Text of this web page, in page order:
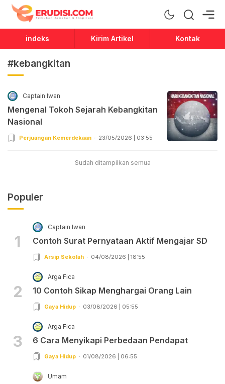
Erudisi
Temukan Jawaban dan Inspirasi
indeks Kirim Artikel Kontak
#kebangkitan
Captain Iwan
Mengenal Tokoh Sejarah Kebangkitan
Nasional
Perjuangan Kemerdekaan 23/05/2026 | 03:55
Sudah ditampilkan semua
Populer
1
Captain Iwan
Contoh Surat Pernyataan Aktif Mengajar SD
Arsip Sekolah 04/08/2026 | 18:55
2
Arga Fica
10 Contoh Sikap Menghargai Orang Lain
Gaya Hidup 03/08/2026 | 05:55
3
Arga Fica
6 Cara Menyikapi Perbedaan Pendapat
Gaya Hidup 01/08/2026 | 06:55
Umam